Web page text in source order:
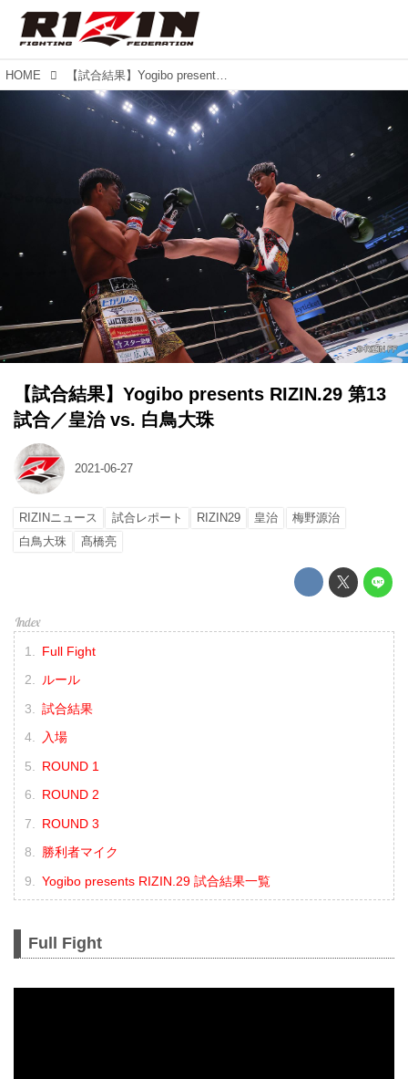
HOME 【試合結果】Yogibo presents RIZIN.29 第13試合／皇治 vs. 白鳥大珠
【試合結果】Yogibo presents RIZIN.29 第13
試合／皇治 vs. 白鳥大珠
2021-06-27
RIZINニュース 試合レポート RIZIN29 皇治
梅野源治
白鳥大珠
髙橋亮
Full Fight
ルール
試合結果
入場
ROUND 1
ROUND 2
ROUND 3
勝利者マイク
Yogibo presents RIZIN.29 試合結果一覧
Full Fight